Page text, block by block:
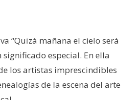
“Quizá mañana el cielo será
significado especial. En ella
los artistas imprescindibles
de la escena del arte